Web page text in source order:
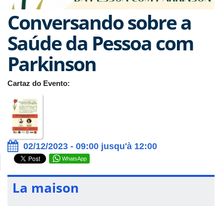
Conversando sobre a
Saúde da Pessoa com
Parkinson
Cartaz do Evento:
02/12/2023 - 09:00 jusqu'à 12:00
WhatsApp
La maison